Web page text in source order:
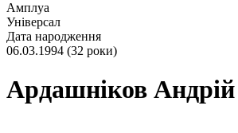
Амплуа
Універсал
Дата народження
06.03.1994 (32 роки)
Ардашніков Андрій